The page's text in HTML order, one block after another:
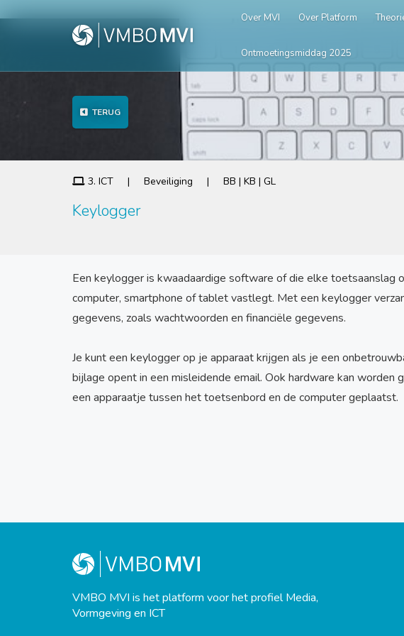
Over MVI Over Platform
Ontmoetingsmiddag 2025
TERUG
3. ICT | Beveiliging | BB | KB | GL
Keylogger
Een keylogger is kwaadaardige software of die elke toetsaanslag
computer, smartphone of tablet vastlegt. Met een keylogger
gegevens, zoals wachtwoorden en financiële gegevens.
Je kunt een keylogger op je apparaat krijgen als je een
bijlage opent in een misleidende email. Ook hardware kan worden
een apparaatje tussen het toetsenbord en de computer geplaatst.
VMBO MVI is het platform voor het profiel Media,
Vormgeving en ICT